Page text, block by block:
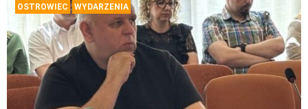
OSTROWIEC WYDARZENIA